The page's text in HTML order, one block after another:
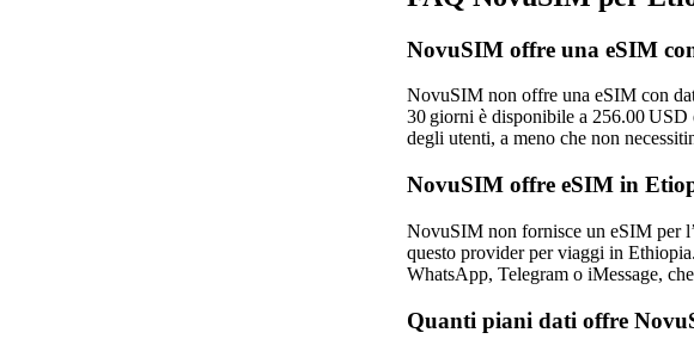
NovuSIM offre una eSIM
NovuSIM non offre una eSIM con
30 giorni è disponibile a 256.00
degli utenti, a meno che non
NovuSIM offre eSIM in
NovuSIM non fornisce un eSIM per
questo provider per viaggi in
WhatsApp, Telegram o iMessage,
Quanti piani dati offre